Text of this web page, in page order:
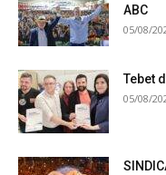
ABC
05/08/
Tebet
05/08/